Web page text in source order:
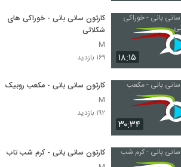
۱۸:۱۵
کارتون سانی بانی - خوراکی های
شکلاتی
M
۱۶۹ بازدید
۳۰:۳۴
کارتون سانی بانی - مکعب روبیک
M
۱۹۲ بازدید
کارتون سانی بانی - کرم شب تاب